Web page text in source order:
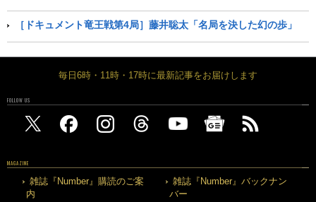
［ドキュメント竜王戦第4局］藤井聡太「名局を決した幻の歩」
毎日6時・11時・17時に最新記事をお届けします
FOLLOW US
MAGAZINE
雑誌『Number』購読のご案
内
雑誌『Number』バックナン
バー